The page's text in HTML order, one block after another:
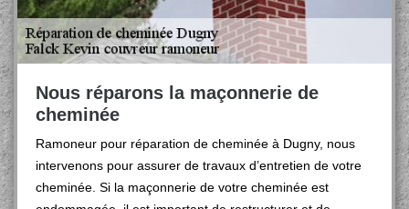
Nous réparons la maçonnerie de
cheminée
Ramoneur pour réparation de cheminée à Dugny, nous
intervenons pour assurer de travaux d’entretien de votre
cheminée. Si la maçonnerie de votre cheminée est